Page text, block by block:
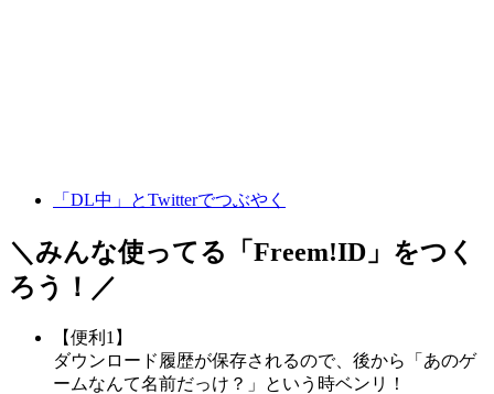
「DL中」とTwitterでつぶやく
＼みんな使ってる「 Freem!ID 」をつく
ろう！／
【便利1】
ダウンロード履歴が保存されるので、後から「あのゲ
ームなんて名前だっけ？」という時ベンリ！